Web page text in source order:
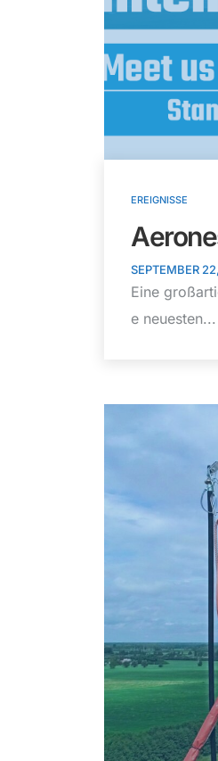
EREIGNISSE
SEPTEMBER
Eine
e neuesten...